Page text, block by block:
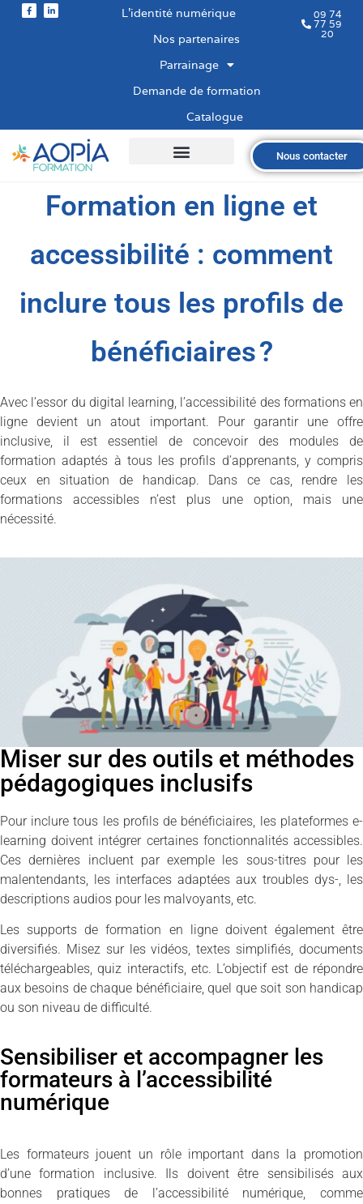
L’identité numérique
Nos partenaires
Parrainage
Demande de formation
Catalogue
09 74
77 59
20
Nous contacter
Formation en ligne et
accessibilité : comment
inclure tous les profils de
bénéficiaires ?
Avec l’essor du digital learning, l’accessibilité des formations en
ligne devient un atout important. Pour garantir une offre
inclusive, il est essentiel de concevoir des modules de
formation adaptés à tous les profils d’apprenants, y compris
ceux en situation de handicap. Dans ce cas, rendre les
formations accessibles n’est plus une option, mais une
nécessité.
Miser sur des outils et méthodes
pédagogiques inclusifs
Pour inclure tous les profils de bénéficiaires, les plateformes e-
learning doivent intégrer certaines fonctionnalités accessibles.
Ces dernières incluent par exemple les sous-titres pour les
malentendants, les interfaces adaptées aux troubles dys-, les
descriptions audios pour les malvoyants, etc.
Les supports de formation en ligne doivent également être
diversifiés. Misez sur les vidéos, textes simplifiés, documents
téléchargeables, quiz interactifs, etc. L’objectif est de répondre
aux besoins de chaque bénéficiaire, quel que soit son handicap
ou son niveau de difficulté.
Sensibiliser et accompagner les
formateurs à l’accessibilité
numérique
Les formateurs jouent un rôle important dans la promotion
d’une formation inclusive. Ils doivent être sensibilisés aux
bonnes pratiques de l’accessibilité numérique, comme